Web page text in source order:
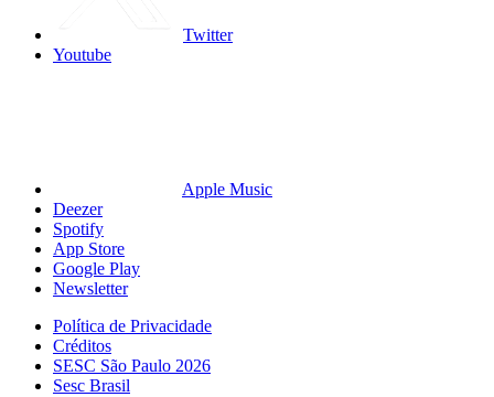
Twitter
Youtube
Apple Music
Deezer
Spotify
App Store
Google Play
Newsletter
Política de Privacidade
Créditos
SESC São Paulo 2026
Sesc Brasil